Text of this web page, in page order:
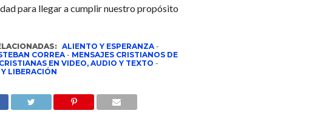
para llegar a cumplir nuestro propósito
ALIENTO Y ESPERANZA-
CORREA- MENSAJES CRISTIANOS DE
EN VIDEO, AUDIO Y TEXTO -
LIBERACIÓN